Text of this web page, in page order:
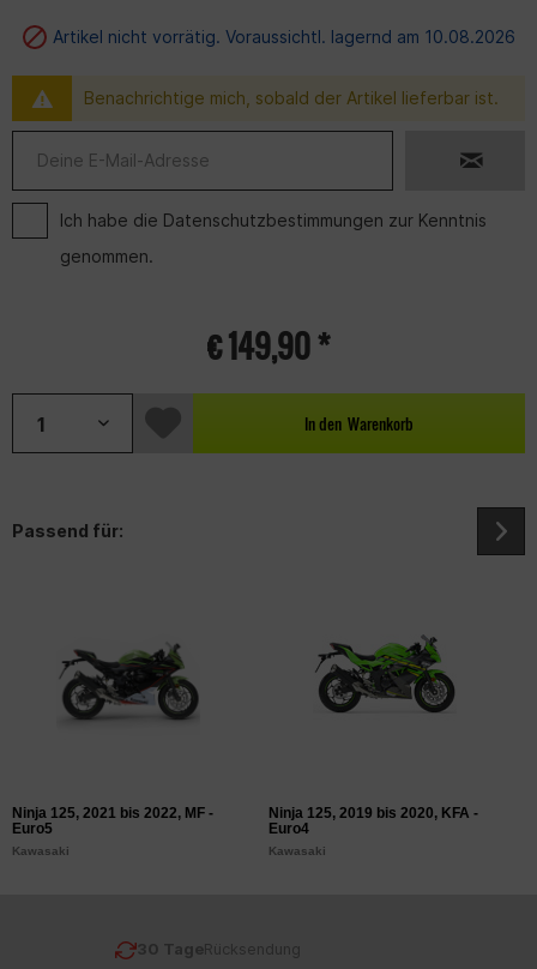
Artikel nicht vorrätig. Voraussichtl. lagernd am 10.08.2026
Benachrichtige mich, sobald der Artikel lieferbar ist.
Ich habe die Datenschutzbestimmungen zur Kenntnis
genommen.
€ 149,90 *
In den Warenkorb
Passend für:
Ninja 125, 2021 bis 2022, MF -
Euro5
Kawasaki
Ninja 125, 2019 bis 2020, KFA -
Euro4
Kawasaki
30 TageRücksendung